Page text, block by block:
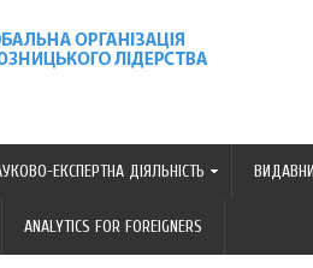
ЕКСПЕРТНА ДІЯЛЬНІСТЬ
ANALYTICS FOR FOREIGNERS